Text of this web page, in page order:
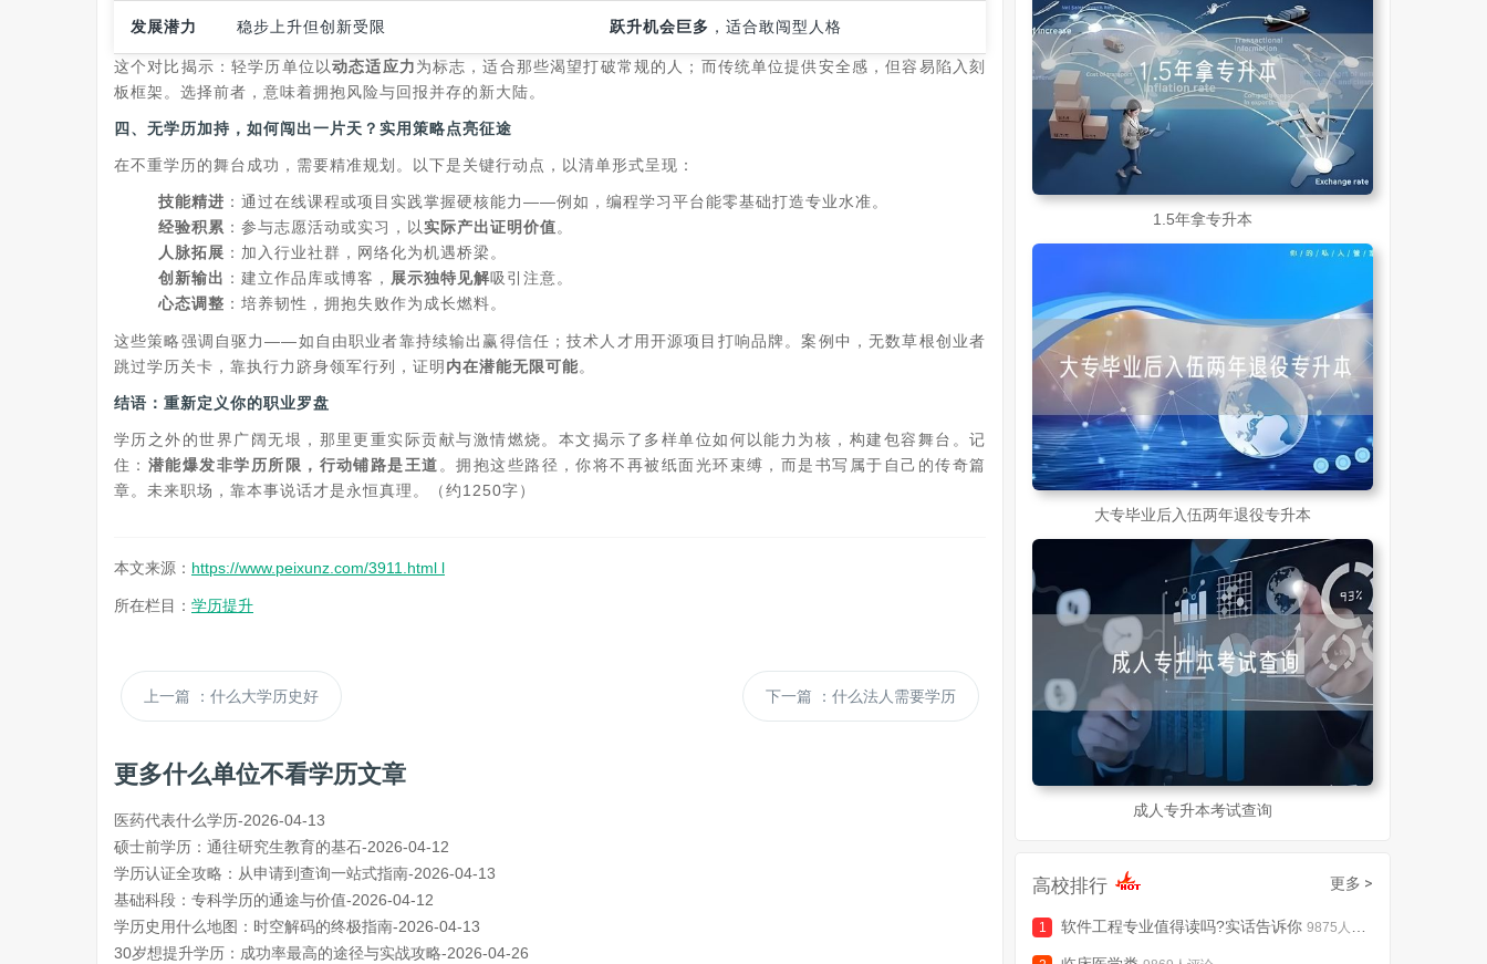
发展潜力 稳步上升但创新受限 跃升机会巨多 ，适合敢闯型人格
这个对比揭示：轻学历单位以动态适应力为标志，适合那些渴望打破常规的人；而传统单位提供安全感，但容易陷入刻
板框架。选择前者，意味着拥抱风险与回报并存的新大陆。
四、无学历加持，如何闯出一片天？实用策略点亮征途
在不重学历的舞台成功，需要精准规划。以下是关键行动点，以清单形式呈现：
技能精进 ：通过在线课程或项目实践掌握硬核能力——例如，编程学习平台能零基础打造专业水准。
经验积累 ：参与志愿活动或实习，以实际产出证明价值。
人脉拓展 ：加入行业社群，网络化为机遇桥梁。
创新输出 ：建立作品库或博客， 展示独特见解吸引注意。
心态调整 ：培养韧性，拥抱失败作为成长燃料。
这些策略强调自驱力——如自由职业者靠持续输出赢得信任；技术人才用开源项目打响品牌。案例中，无数草根创业者
跳过学历关卡，靠执行力跻身领军行列，证明 内在潜能无限可能。
结语：重新定义你的职业罗盘
学历之外的世界广阔无垠，那里更重实际贡献与激情燃烧。本文揭示了多样单位如何以能力为核，构建包容舞台。记
住： 潜能爆发非学历所限，行动铺路是王道 。拥抱这些路径，你将不再被纸面光环束缚，而是书写属于自己的传奇篇
章。未来职场，靠本事说话才是永恒真理。（约1250字）
本文来源： https://www.peixunz.com/3911.html l
所在栏目： 学历提升
上一篇 ：什么大学历史好 下一篇 ：什么法人需要学历
更多什么单位不看学历文章
医药代表什么学历-2026-04-13
硕士前学历：通往研究生教育的基石-2026-04-12
学历认证全攻略：从申请到查询一站式指南-2026-04-13
基础科段：专科学历的通途与价值-2026-04-12
学历史用什么地图：时空解码的终极指南-2026-04-13
30岁想提升学历：成功率最高的途径与实战攻略-2026-04-26
1.5年拿专升本
大专毕业后入伍两年退役专升本
成人专升本考试查询
高校排行 更多 >
软件工程专业值得读吗?实话告诉你 9875人评论